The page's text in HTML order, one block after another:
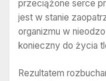
przeciążone serce
jest w stanie
organizmu w
konieczny do życia
Rezultatem